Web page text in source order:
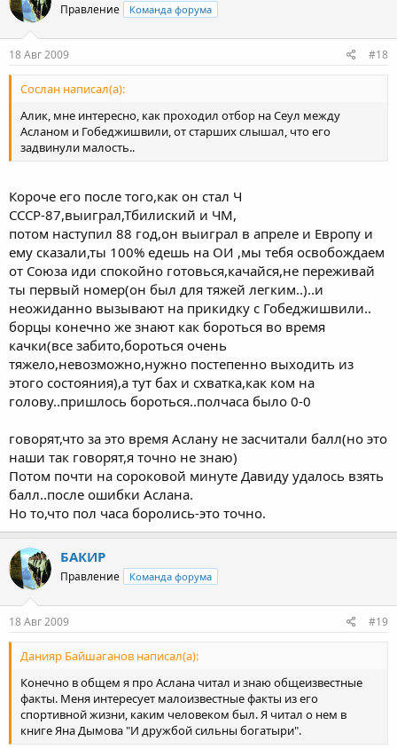
Правление Команда форума
18 Авг 2009 #18
Cослан написал(а):
Алик, мне интересно, как проходил отбор на Сеул между
Асланом и Гобеджишвили, от старших слышал, что его
задвинули малость..
Короче его после того,как он стал Ч
СССР-87,выиграл,Тбилиский и ЧМ,
потом наступил 88 год,он выиграл в апреле и Европу и
ему сказали,ты 100% едешь на ОИ ,мы тебя освобождаем
от Союза иди спокойно готовься,качайся,не переживай
ты первый номер(он был для тяжей легким..)..и
неожиданно вызывают на прикидку с Гобеджишвили..
борцы конечно же знают как бороться во время
качки(все забито,бороться очень
тяжело,невозможно,нужно постепенно выходить из
этого состояния),а тут бах и схватка,как ком на
голову..пришлось бороться..полчаса было 0-0
говорят,что за это время Аслану не засчитали балл(но это
наши так говорят,я точно не знаю)
Потом почти на сороковой минуте Давиду удалось взять
балл..после ошибки Аслана.
Но то,что пол часа боролись-это точно.
БАКИР
Правление Команда форума
18 Авг 2009 #19
Данияр Байшаганов написал(а):
Конечно в общем я про Аслана читал и знаю общеизвестные
факты. Меня интересует малоизвестные факты из его
спортивной жизни, каким человеком был. Я читал о нем в
книге Яна Дымова "И дружбой сильны богатыри".